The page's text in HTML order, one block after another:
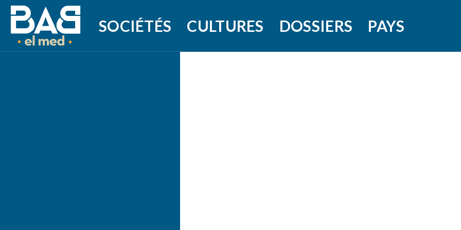
SOCIÉTÉS CULTURES DOSSIERS PAYS